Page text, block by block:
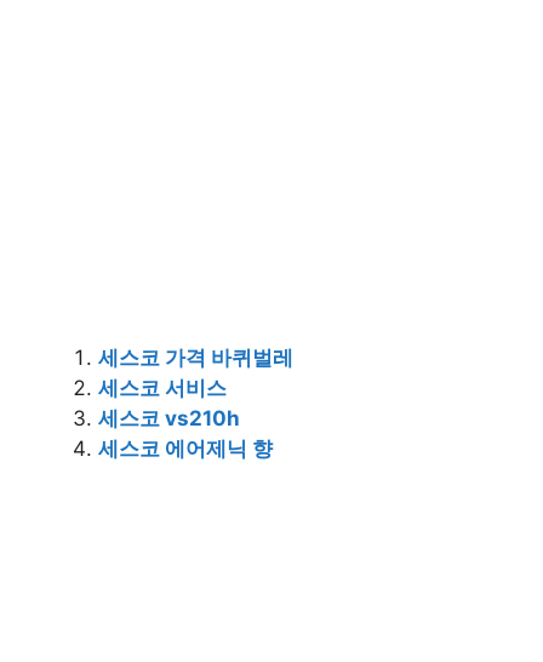
세스코 가격 바퀴벌레
세스코 서비스
세스코 vs210h
세스코 에어제닉 향